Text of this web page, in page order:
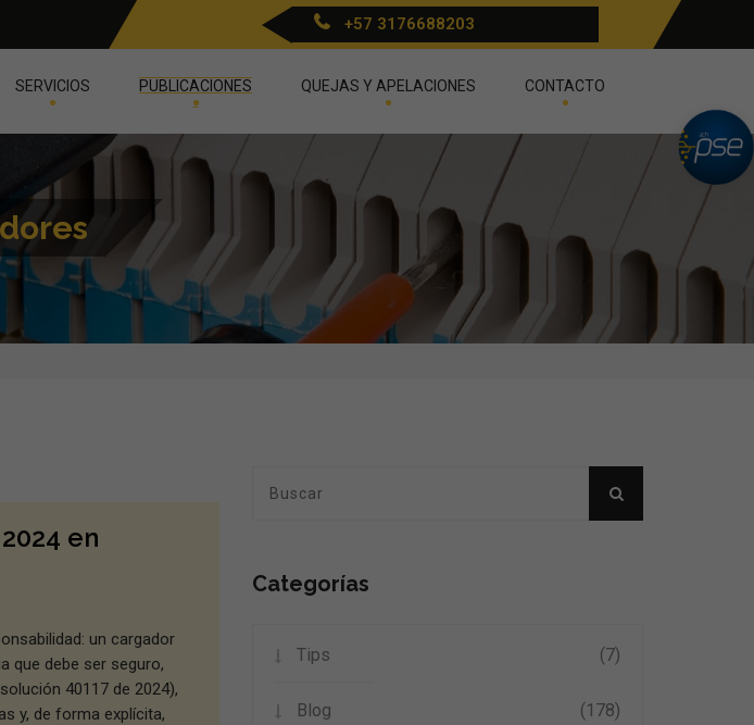
+57 3176688203
SERVICIOS PUBLICACIONES QUEJAS Y APELACIONES CONTACTO
en
un cargador
que debe ser seguro,
40117 de 2024),
y, de forma explícita,
Categorías
Tips (7)
Blog (178)